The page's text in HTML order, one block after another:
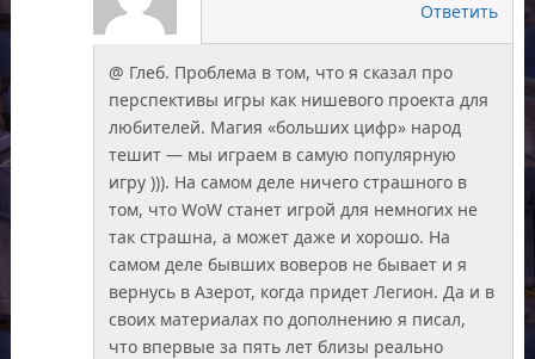
Ответить
@ Глеб. Проблема в том, что я сказал про
перспективы игры как нишевого проекта для
любителей. Магия «больших цифр» народ
тешит — мы играем в самую популярную
игру ))). На самом деле ничего страшного в
том, что WoW станет игрой для немногих не
так страшна, а может даже и хорошо. На
самом деле бывших воверов не бывает и я
вернусь в Азерот, когда придет Легион. Да и в
своих материалах по дополнению я писал,
что впервые за пять лет близы реально